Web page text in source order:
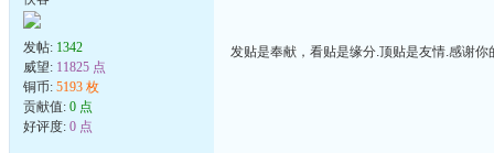
发帖: 1342
威望: 11825 点
铜币: 5193 枚
贡献值: 0 点
好评度: 0 点
发贴是奉献，看贴是缘分.顶贴是友情.感谢你